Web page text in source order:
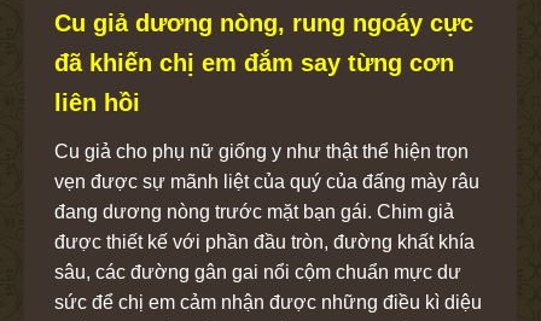
Cu giả dương nòng, rung ngoáy cực
đã khiến chị em đắm say từng cơn
liên hồi
Cu giả cho phụ nữ giống y như thật thể hiện trọn
vẹn được sự mãnh liệt của quý của đấng mày râu
đang dương nòng trước mặt bạn gái. Chim giả
được thiết kế với phần đầu tròn, đường khất khía
sâu, các đường gân gai nổi cộm chuẩn mực dư
sức để chị em cảm nhận được những điều kì diệu